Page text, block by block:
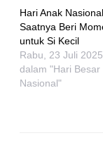
Hari Anak
Saatnya Beri
untuk Si Kecil
Rabu, 23 Juli 2025
dalam "Hari Besar
Nasional"